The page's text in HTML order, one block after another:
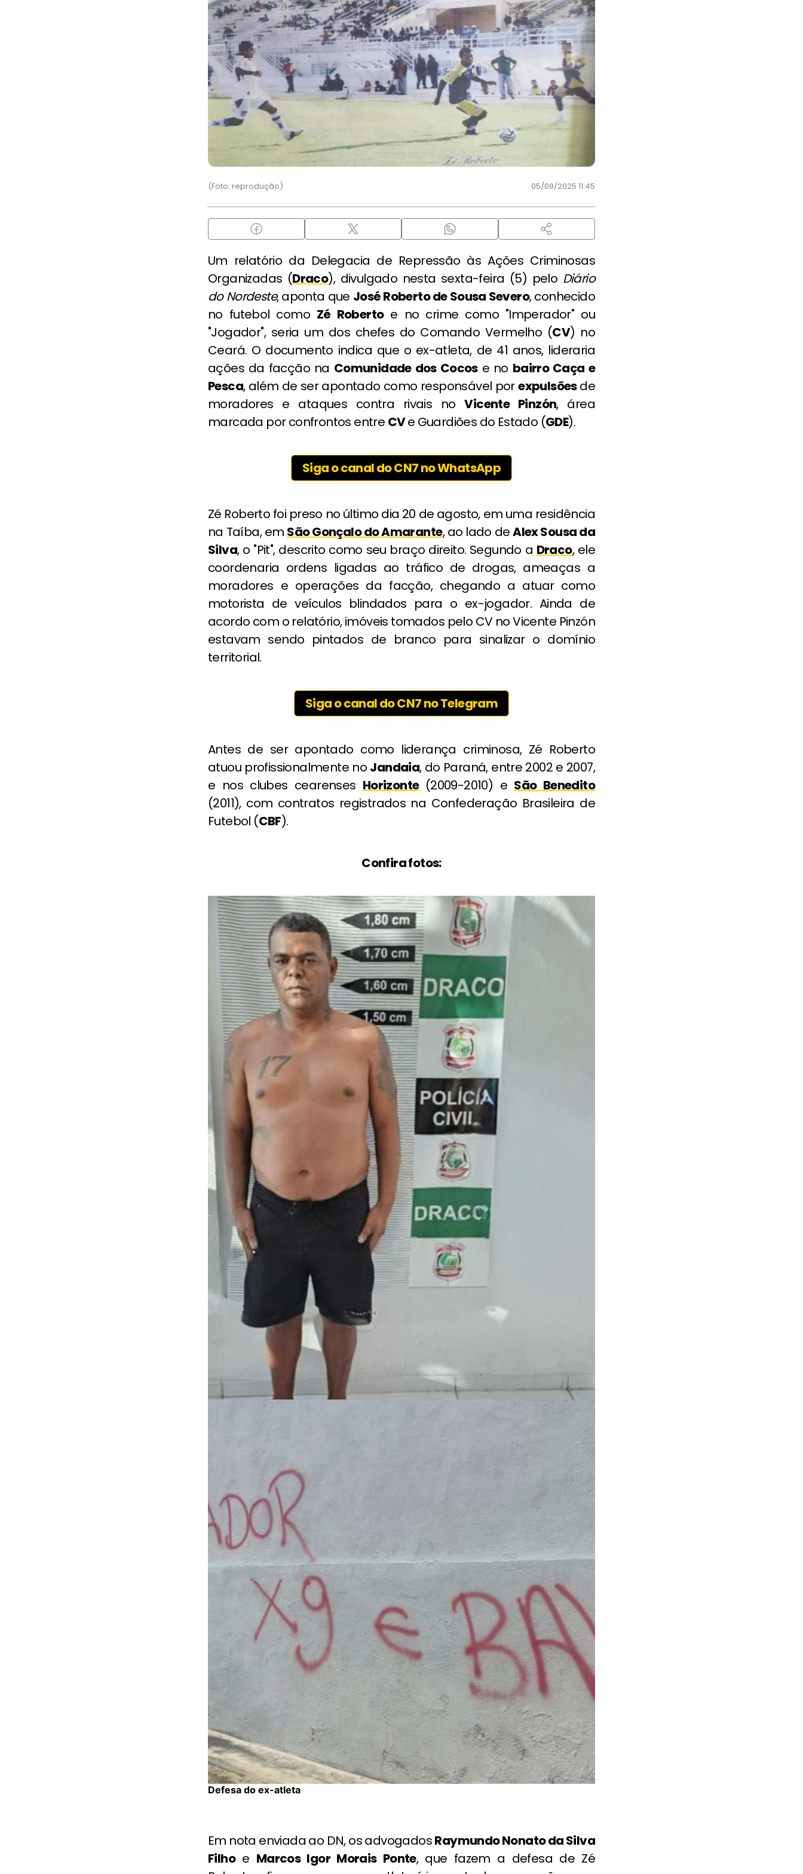
(Foto: reprodução) 05/09/2025 11:45
Um relatório da Delegacia de Repressão às Ações Criminosas
Organizadas (Draco), divulgado nesta sexta-feira (5) pelo Diário
do Nordeste, aponta que José Roberto de Sousa Severo, conhecido
no futebol como Zé Robertoe no crime como "Imperador" ou
"Jogador", seria um dos chefes do Comando Vermelho (CV) no
Ceará. O documento indica que o ex-atleta, de 41 anos, lideraria
ações da facção na Comunidade dos Cocose no bairro Caça e
Pesca, além de ser apontado como responsável porexpulsõesde
moradores e ataques contra rivais noVicente Pinzón, área
marcada por confrontos entre CVe Guardiões do Estado (GDE).
Siga o canal do CN7 no WhatsApp
Zé Roberto foi preso no último dia 20 de agosto, em uma residência
na Taíba, em São Gonçalo do Amarante, ao lado deAlex Sousa da
Silva, o "Pit", descrito como seu braço direito. Segundo a Draco, ele
coordenaria ordens ligadas ao tráfico de drogas, ameaças a
moradores e operações da facção, chegando a atuar como
motorista de veículos blindados para o ex-jogador. Ainda de
acordo com o relatório, imóveis tomados pelo CV no Vicente Pinzón
estavam sendo pintados de branco para sinalizar o domínio
territorial.
Siga o canal do CN7 no Telegram
Antes de ser apontado como liderança criminosa, Zé Roberto
atuou profissionalmente no Jandaia, do Paraná, entre 2002 e 2007,
e nos clubes cearenses Horizonte (2009-2010) e São Benedito
(2011), com contratos registrados na Confederação Brasileira de
Futebol (CBF).
Confira fotos:
Defesa do ex-atleta
Em nota enviada ao DN, os advogadosRaymundo Nonato da Silva
Filhoe Marcos Igor Morais Ponte, que fazem a defesa de Zé